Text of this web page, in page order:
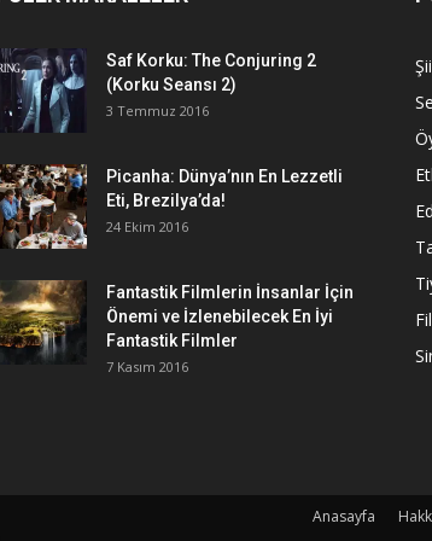
Saf Korku: The Conjuring 2
(Korku Seansı 2)
3 Temmuz 2016
Picanha: Dünya’nın En Lezzetli
Eti, Brezilya’da!
24 Ekim 2016
Fantastik Filmlerin İnsanlar İçin
Önemi ve İzlenebilecek En İyi
Fantastik Filmler
7 Kasım 2016
Anasayfa